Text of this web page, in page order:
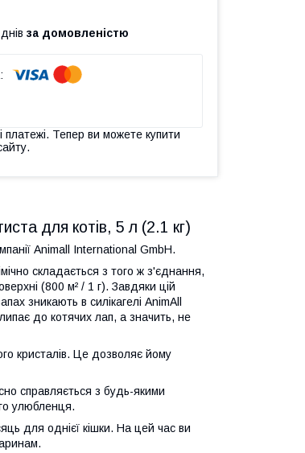
за домовленістю
платежі. Тепер ви можете купити
для котів, 5 л (2.1 кг)
Animall International GmbH.
складається з того ж з'єднання,
(800 м² / 1 г). Завдяки цій
зникають в силікагелі AnimAll
до котячих лап, а значить, не
кристалів. Це дозволяє йому
справляється з будь-якими
улюбленця.
для однієї кішки. На цей час ви